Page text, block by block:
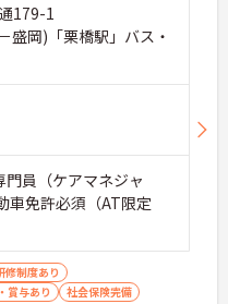
179-1
盛岡)「栗橋駅」バス・
員（ケアマネジャ
車免許必須（AT限定
修制度あり
賞与あり
社会保険完備